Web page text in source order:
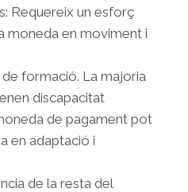
Requereix un esforç
moneda en moviment i
formació. La majoria
discapacitat
de pagament pot
en adaptació i
de la resta del